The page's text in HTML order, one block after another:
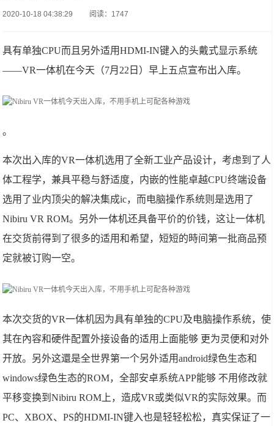
2020-10-18 04:38:29 阅读：1747
具有单独CPU而且另外适用HDMI-IN键入的头戴式显示系统
——VR一体机在今天（7月22日）早上五点宣布出入库。
。
本次出入库的VR一体机选用了全新工业产品设计，考虑到了人
体工程学，兼具平稳与舒适度，内嵌的性能卓越CPU终端设备
选用了业内顶尖的解决集成ic，而电脑操作系统则是选用了
Nibiru VR ROM。另外一体机还具备平价的价钱，这让一体机
在交货前得到了很多的适用和希望，短短的時间第一批商品预
定就被订购一空。
本次交货的VR一体机因为具有单独的CPU及电脑操作系统，使
其在內容和硬件配置外接设备的适用上面能够 更为灵便和对外
开放。另外这還是全世界第一个另外适用android绿色生态和
windows绿色生态的ROM，全部安卓系统APP能够 不用修改就
平移变换到Nibiru ROM上，造成VR或类似VR的实际效果。而
PC、XBOX、PS的HDMI-IN键入也是轻轻松松，真实保证了一